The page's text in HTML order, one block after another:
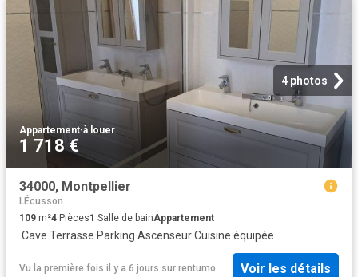
4 photos
Appartement·à louer
1 718 €
34000, Montpellier
LÉcusson
109 m²4 Pièces1 Salle de bainAppartement
·Cave·Terrasse·Parking·Ascenseur·Cuisine équipée
Vu la première fois il y a 6 jours sur rentumo Voir les détails